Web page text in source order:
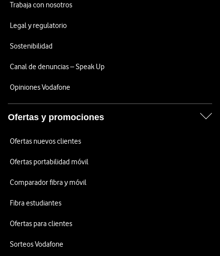
Trabaja con nosotros
Legal y regulatorio
Sostenibilidad
Canal de denuncias – Speak Up
Opiniones Vodafone
Ofertas y promociones
Ofertas nuevos clientes
Ofertas portabilidad móvil
Comparador fibra y móvil
Fibra estudiantes
Ofertas para clientes
Sorteos Vodafone